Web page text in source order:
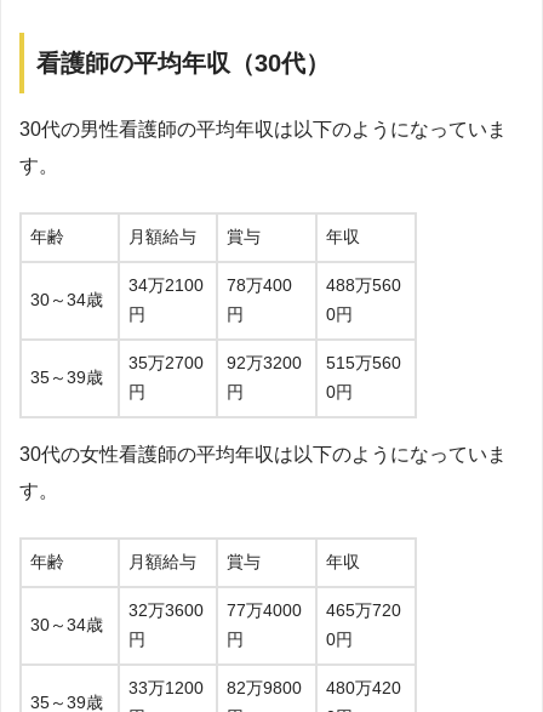
看護師の平均年収（30代）
30代の男性看護師の平均年収は以下のようになっていま
す。
年齢 月額給与 賞与 年収
30～34歳
34万2100
円
78万400
円
488万560
0円
35～39歳
35万2700
円
92万3200
円
515万560
0円
30代の女性看護師の平均年収は以下のようになっていま
す。
年齢 月額給与 賞与 年収
30～34歳
32万3600
円
77万4000
円
465万720
0円
35～39歳
33万1200
82万9800
480万420